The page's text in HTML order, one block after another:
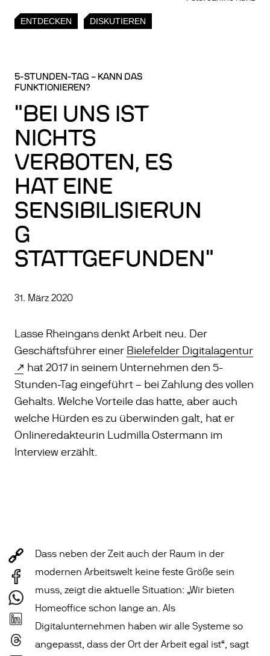
ENTDECKEN DISKUTIEREN
5-STUNDEN-TAG – KANN DAS
FUNKTIONIEREN?
"BEI UNS IST
NICHTS
VERBOTEN, ES
HAT EINE
SENSIBILISIERUN
G
STATTGEFUNDEN"
31. März 2020
Lasse Rheingans denkt Arbeit neu. Der
Geschäftsführer einer Bielefelder Digitalagentur
hat 2017 in seinem Unternehmen den 5-
Stunden-Tag eingeführt – bei Zahlung des vollen
Gehalts. Welche Vorteile das hatte, aber auch
welche Hürden es zu überwinden galt, hat er
Onlineredakteurin Ludmilla Ostermann im
Interview erzählt.
Dass neben der Zeit auch der Raum in der
modernen Arbeitswelt keine feste Größe sein
muss, zeigt die aktuelle Situation: „Wir bieten
Homeoffice schon lange an. Als
Digitalunternehmen haben wir alle Systeme so
angepasst, dass der Ort der Arbeit egal ist“, sagt